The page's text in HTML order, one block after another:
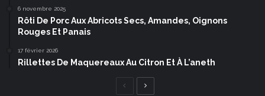
6 novembre 2025
Rôti De Porc Aux Abricots Secs, Amandes, Oignons
Rouges Et Panais
17 février 2026
Rillettes De Maquereaux Au Citron Et À L’aneth
Page